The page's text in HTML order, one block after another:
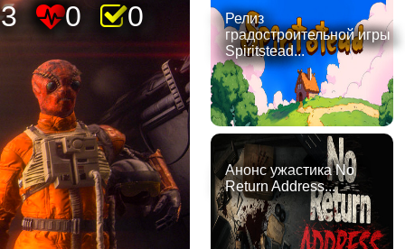
0 0
Релиз
градостроительной игры
Spiritstead...
Анонс ужастика No
Return Address...